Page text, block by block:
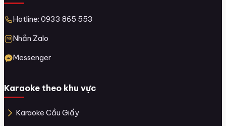
Hotline: 0933 865 553
Nhắn Zalo
Messenger
Karaoke theo khu vực
Karaoke Cầu Giấy